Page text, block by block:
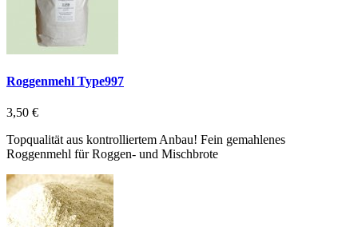
Roggenmehl Type997
3,50 €
Topqualität aus kontrolliertem Anbau! Fein gemahlenes
Roggenmehl für Roggen- und Mischbrote